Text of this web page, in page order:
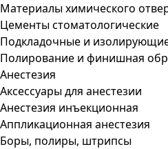
Материалы химического
Цементы стоматологические
Подкладочные и
Полирование и финишная
Анестезия
Аксессуары для анестезии
Анестезия инъекционная
Аппликационная анестезия
Боры, полиры, штрипсы